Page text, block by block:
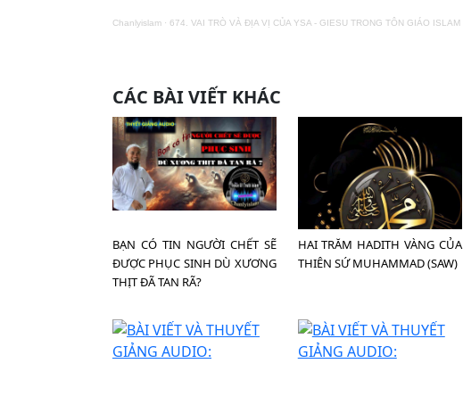
Chanlyislam · 674. VAI TRÒ VÀ ĐỊA VỊ CỦA YSA - GIESU TRONG TÔN GIÁO ISLAM
CÁC BÀI VIẾT KHÁC
BẠN CÓ TIN NGƯỜI CHẾT SẼ
ĐƯỢC PHỤC SINH DÙ XƯƠNG
THỊT ĐÃ TAN RÃ?
HAI TRĂM HADITH VÀNG CỦA
THIÊN SỨ MUHAMMAD (SAW)